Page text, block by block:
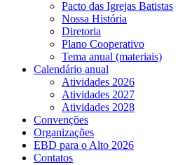
Pacto das Igrejas Batistas
Nossa História
Diretoria
Plano Cooperativo
Tema anual (materiais)
Calendário anual
Atividades 2026
Atividades 2027
Atividades 2028
Convenções
Organizações
EBD para o Alto 2026
Contatos